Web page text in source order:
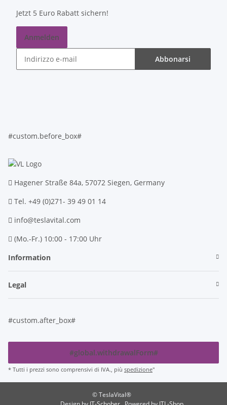
Jetzt 5 Euro Rabatt sichern!
Anmelden
Abbonarsi
#custom.before_box#
Hagener Straße 84a, 57072 Siegen, Germany
Tel. +49 (0)271- 39 49 01 14
info@teslavital.com
(Mo.-Fr.) 10:00 - 17:00 Uhr
Information
Legal
#custom.after_box#
#global.withdrawalForm#
* Tutti i prezzi sono comprensivi di IVA., più spedizione"
© TeslaVital®